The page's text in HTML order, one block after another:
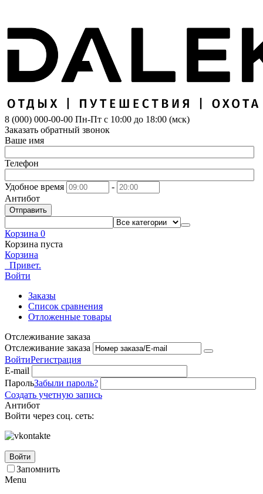
8 (000) 000-00-00 Пн-Пт с 10:00 до 18:00 (мск)
Заказать обратный звонок
Ваше имя
Телефон
Удобное время
-
Антибот
Отправить
Корзина 0
Корзина пуста
Корзина
Привет.
Войти
Заказы
Список сравнения
Отложенные товары
Отслеживание заказа
Отслеживание заказа
ВойтиРегистрация
E-mail
ПарольЗабыли пароль?
Создать учетную запись
Антибот
Войти через соц. сеть:
Войти
Запомнить
Menu